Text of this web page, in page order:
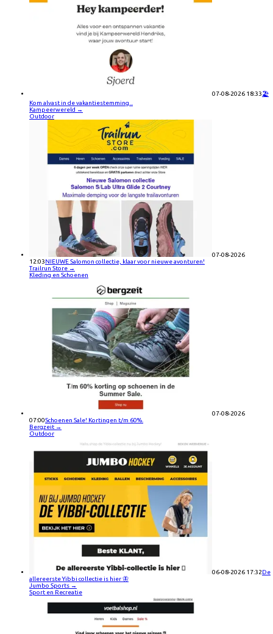
07-08-2026 18:33🏖️
Kom alvast in de vakantiestemming...
Kampeerwereld →
Outdoor
07-08-2026
12:03NIEUWE Salomon collectie, klaar voor nieuwe avonturen!
Trailrun Store →
Kleding en Schoenen
07-08-2026
07:00Schoenen Sale! Kortingen t/m 60%.
Bergzeit →
Outdoor
06-08-2026 17:32De
allereerste Yibbi collectie is hier 🦋
Jumbo Sports →
Sport en Recreatie